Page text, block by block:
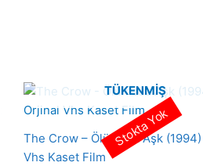
TÜKENMIŞ
The Crow – Ölümsüz Aşk
Vhs Kaset Film
Stokta Yok